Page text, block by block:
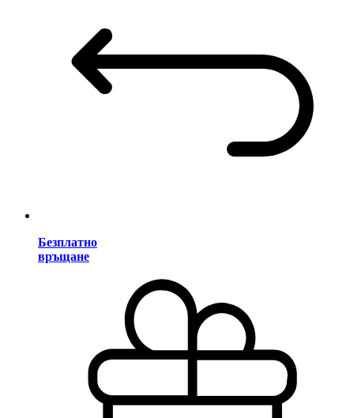
Безплатно
връщане